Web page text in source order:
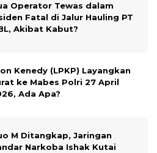
Operator Tewas dalam
Fatal di Jalur Hauling PT
Akibat Kabut?
Kenedy (LPKP) Layangkan
ke Mabes Polri 27 April
Ada Apa?
M Ditangkap, Jaringan
Narkoba Ishak Kutai